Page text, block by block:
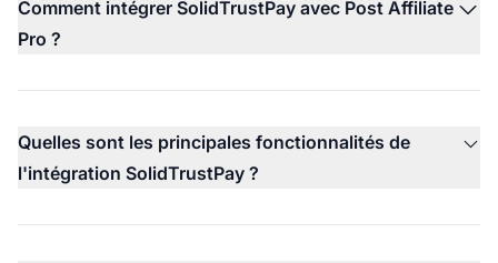
Comment intégrer SolidTrustPay avec Post Affiliate
Pro ?
Quelles sont les principales fonctionnalités de
l'intégration SolidTrustPay ?